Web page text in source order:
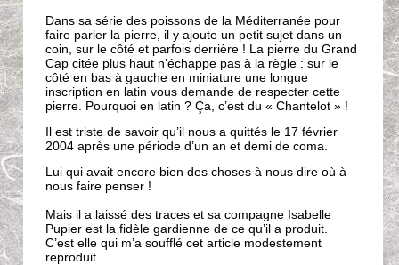
Dans sa série des poissons de la Méditerranée pour
faire parler la pierre, il y ajoute un petit sujet dans un
coin, sur le côté et parfois derrière ! La pierre du Grand
Cap citée plus haut n’échappe pas à la règle : sur le
côté en bas à gauche en miniature une longue
inscription en latin vous demande de respecter cette
pierre. Pourquoi en latin ? Ça, c’est du « Chantelot » !
Il est triste de savoir qu’il nous a quittés le 17 février
2004 après une période d’un an et demi de coma.
Lui qui avait encore bien des choses à nous dire où à
nous faire penser !
Mais il a laissé des traces et sa compagne Isabelle
Pupier est la fidèle gardienne de ce qu’il a produit.
C’est elle qui m’a soufflé cet article modestement
reproduit.